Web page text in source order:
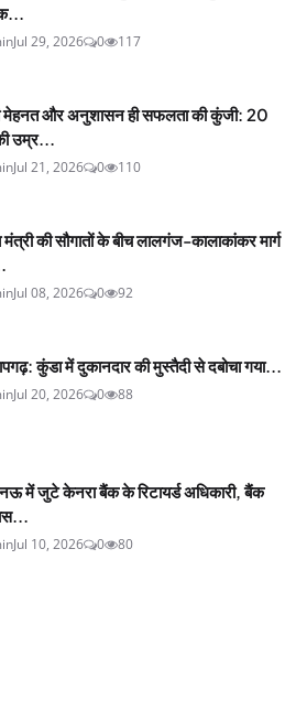
Jul 29, 2026 0 117
मेहनत और अनुशासन ही सफलता की कुंजी: 20
उम्र...
Jul 21, 2026 0 110
की सौगातों के बीच लालगंज-कालाकांकर मार्ग
Jul 08, 2026 0 92
कुंडा में दुकानदार की मुस्तैदी से दबोचा गया...
Jul 20, 2026 0 88
में जुटे केनरा बैंक के रिटायर्ड अधिकारी, बैंक
Jul 10, 2026 0 80